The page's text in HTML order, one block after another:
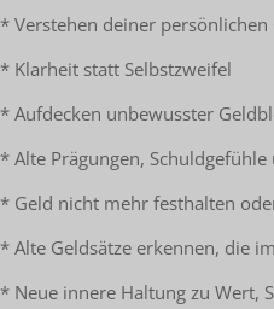
* Verstehen deiner
* Klarheit statt Selbstzweifel
* Aufdecken unbewusster
* Alte Prägungen,
* Geld nicht mehr festhalten
* Alte Geldsätze erkennen, die
* Neue innere Haltung zu Wert,